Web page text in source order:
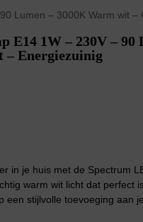
Lumen – 3000K Warm wit –
E14 1W – 230V – 90
Energiezuinig
in je huis met de Spectrum
warm wit licht dat perfect
een stijlvolle toevoeging aan